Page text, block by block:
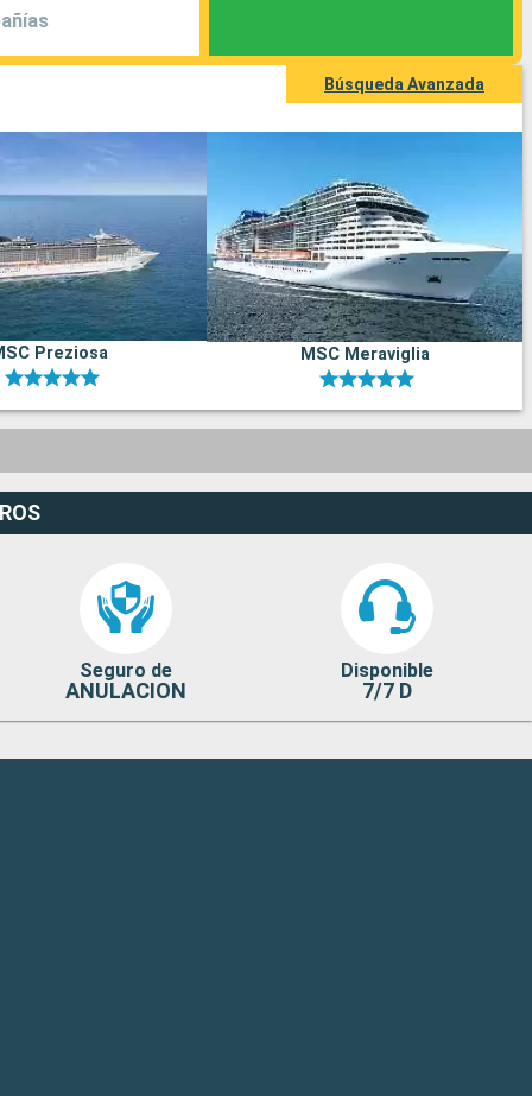
Búsqueda Avanzada
Preziosa MSC Meraviglia
Seguro de
ANULACION
Disponible
7/7 D